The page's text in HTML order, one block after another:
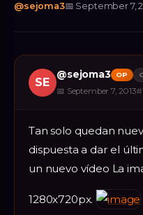
@sejoma3📅 September 7,
SE
@sejoma3 OP
📅 September 7, 2013#
Tan solo quedan
dispuesta a dar el
un nuevo vídeo La
1280x720px.